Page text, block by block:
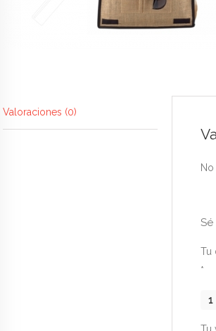
Valoraciones (0)
Tu
*
1